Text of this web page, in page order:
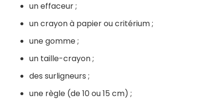
un effaceur ;
un crayon à papier ou critérium ;
une gomme ;
un taille-crayon ;
des surligneurs ;
une règle (de 10 ou 15 cm) ;